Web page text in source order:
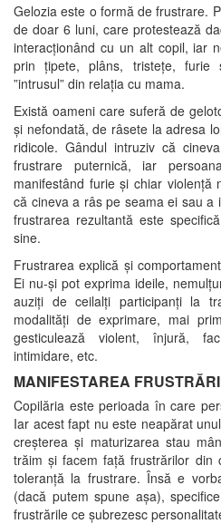
Gelozia este o formă de frustrare.
de doar 6 luni, care protestează
interacționând cu un alt copil, iar
prin țipete, plâns, tristețe,
”intrusul” din relația cu mama.
Există oameni care suferă de
și nefondată, de râsete la adresa
ridicole. Gândul intruziv că
frustrare puternică, iar
manifestând furie și chiar violență
că cineva a râs pe seama ei sau a
frustrarea rezultantă este
sine.
Frustrarea explică și
Ei nu-și pot exprima ideile,
auziți de ceilalți participanți la
modalități de exprimare, mai
gesticulează violent, înjură,
intimidare, etc.
MANIFESTAREA
Copilăria este perioada în care
Iar acest fapt nu este neapărat
creșterea și maturizarea stau
trăim și facem față frustrărilor din
toleranță la frustrare. Însă e
(dacă putem spune așa),
frustrările ce șubrezesc